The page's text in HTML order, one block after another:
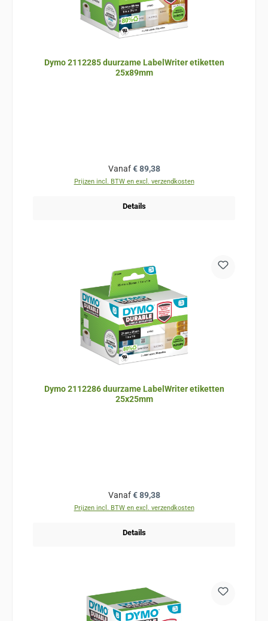
Dymo 2112285 duurzame LabelWriter etiketten
25x89mm
Normale prijs:
Vanaf€ 89,38
Prijzen incl. BTW en excl. verzendkosten
Details
Dymo 2112286 duurzame LabelWriter etiketten
25x25mm
Normale prijs:
Vanaf€ 89,38
Prijzen incl. BTW en excl. verzendkosten
Details